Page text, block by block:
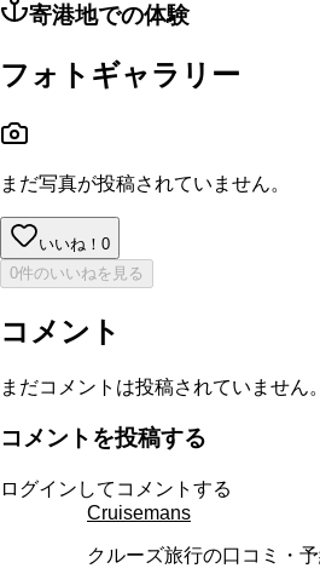
寄港地での体験
フォトギャラリー
まだ写真が投稿されていません。
いいね！ 0
0件のいいねを見る
コメント
まだコメントは投稿されていません。
コメントを投稿する
ログインしてコメントする
Cruisemans
クルーズ旅行の口コミ・